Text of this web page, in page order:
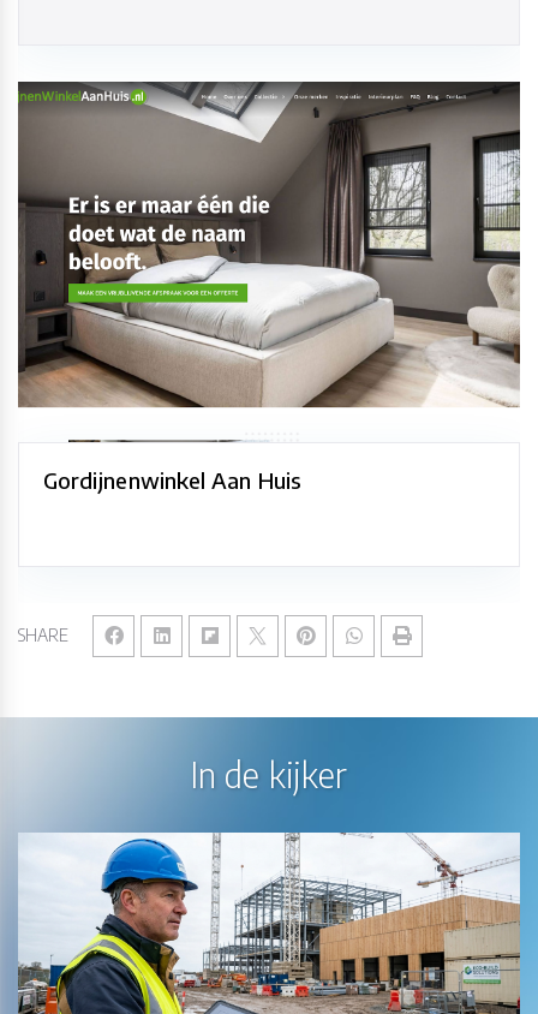
SHARE
Gordijnenwinkel Aan Huis
In de kijker